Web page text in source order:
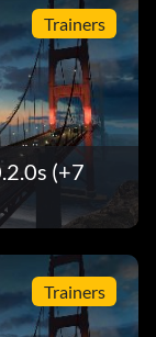
Trainers
(+7
Trainers